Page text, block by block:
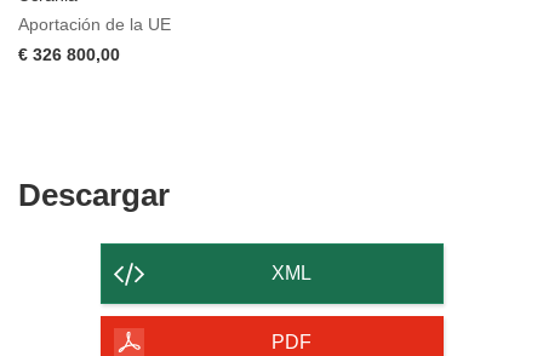
Aportación de la UE
€ 326 800,00
DescargarDescargar
contenido
de
XML
PDF